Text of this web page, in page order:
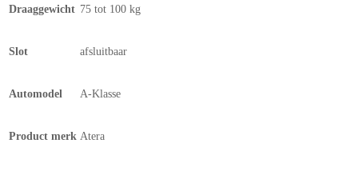
Draaggewicht 75 tot 100 kg
Slot afsluitbaar
Automodel A-Klasse
Product merk Atera